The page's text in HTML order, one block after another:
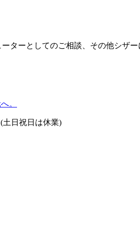
ターとしてのご相談、その他シザ
。
(土日祝日は休業)